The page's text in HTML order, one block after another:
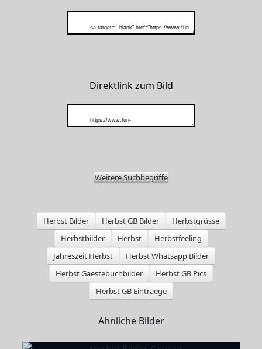
Direktlink zum Bild
Weitere Suchbegriffe
Herbst Bilder Herbst GB Bilder
Herbstgrüsse
Herbstbilder
Herbst
Herbstfeeling
Jahreszeit Herbst
Herbst Whatsapp Bilder
Herbst Gaestebuchbilder
Herbst GB Pics
Herbst GB Eintraege
Ähnliche Bilder